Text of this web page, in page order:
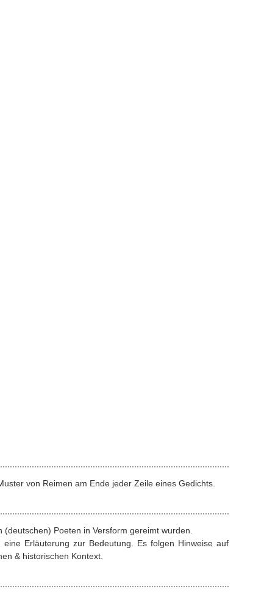
von Reimen am Ende jeder Zeile eines Gedichts.
Poeten in Versform gereimt wurden.
Erläuterung zur Bedeutung. Es folgen Hinweise auf
& historischen Kontext.